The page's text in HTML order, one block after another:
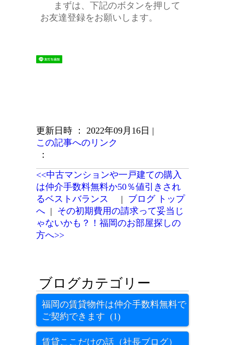
まずは、下記のボタンを押して
お友達登録をお願いします。
更新日時 ： 2022年09月16日 |
この記事へのリンク
：
<<中古マンションや一戸建ての購入
は仲介手数料無料か50％値引きされ
るベストバランス
| ブログ トップ
へ | その初期費用の請求って妥当じ
ゃないかも？！福岡のお部屋探しの
方へ>>
福岡の賃貸物件は仲介手数料無料で
ご契約できます (1)
賃貸ここだけの話（社長ブログ）